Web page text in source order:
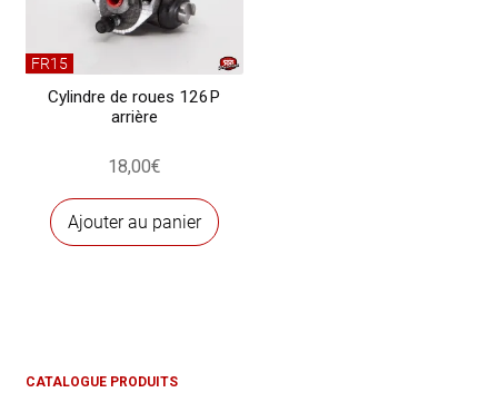
FR15
Cylindre de roues 126P
arrière
18,00€
Ajouter au panier
CATALOGUE PRODUITS